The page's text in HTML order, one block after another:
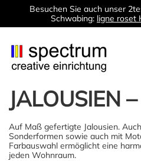
Besuchen Sie auch unser
Schwabing: ligne roset
JALOUSIEN
Auf Maß gefertigte Jalousien.
Sonderformen sowie auch mit
Farbauswahl ermöglicht eine
jeden Wohnraum.